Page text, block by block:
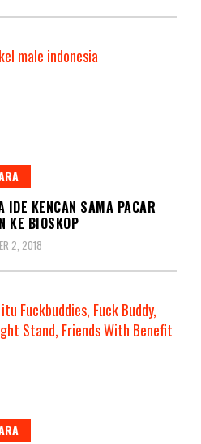
IDE KENCAN SAMA PACAR
KE BIOSKOP
2, 2018